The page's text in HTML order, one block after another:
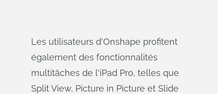
Les utilisateurs d'Onshape profitent
également des fonctionnalités
multitâches de l'iPad Pro, telles que
Split View, Picture in Picture et Slide